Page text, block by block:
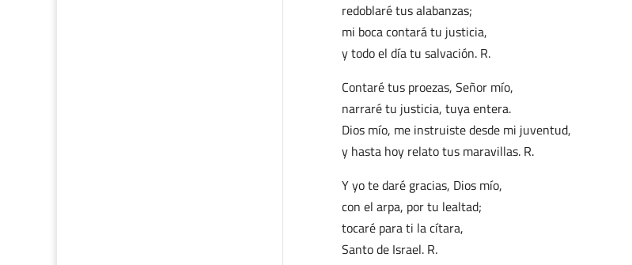
redoblaré tus alabanzas;
mi boca contará tu justicia,
y todo el día tu salvación. R.
Contaré tus proezas, Señor mío,
narraré tu justicia, tuya entera.
Dios mío, me instruiste desde mi juventud,
y hasta hoy relato tus maravillas. R.
Y yo te daré gracias, Dios mío,
con el arpa, por tu lealtad;
tocaré para ti la cítara,
Santo de Israel. R.